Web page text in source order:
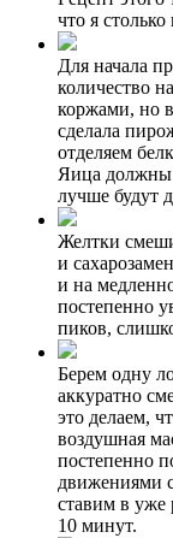
что я столько
Для начала
количество
коржами, но
сделала
отделяем
Яица должны
лучше будут
Желтки
и
и на
постепенно
пиков,
Берем одну
аккуратно
это делаем,
воздушная
постепенно
движениями
ставим в уже
10 минут.